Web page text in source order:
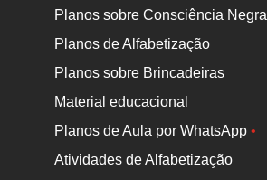
Planos sobre Consciência Negra
Planos de Alfabetização
Planos sobre Brincadeiras
Material educacional
Planos de Aula por WhatsApp•
Atividades de Alfabetização